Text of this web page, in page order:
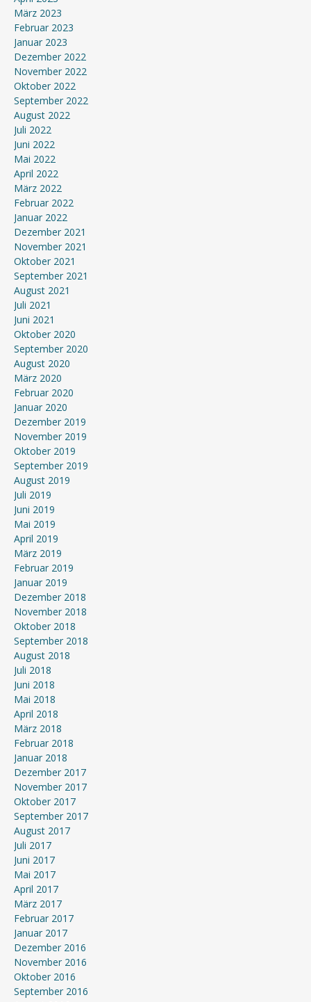
März 2023
Februar 2023
Januar 2023
Dezember 2022
November 2022
Oktober 2022
September 2022
August 2022
Juli 2022
Juni 2022
Mai 2022
April 2022
März 2022
Februar 2022
Januar 2022
Dezember 2021
November 2021
Oktober 2021
September 2021
August 2021
Juli 2021
Juni 2021
Oktober 2020
September 2020
August 2020
März 2020
Februar 2020
Januar 2020
Dezember 2019
November 2019
Oktober 2019
September 2019
August 2019
Juli 2019
Juni 2019
Mai 2019
April 2019
März 2019
Februar 2019
Januar 2019
Dezember 2018
November 2018
Oktober 2018
September 2018
August 2018
Juli 2018
Juni 2018
Mai 2018
April 2018
März 2018
Februar 2018
Januar 2018
Dezember 2017
November 2017
Oktober 2017
September 2017
August 2017
Juli 2017
Juni 2017
Mai 2017
April 2017
März 2017
Februar 2017
Januar 2017
Dezember 2016
November 2016
Oktober 2016
September 2016